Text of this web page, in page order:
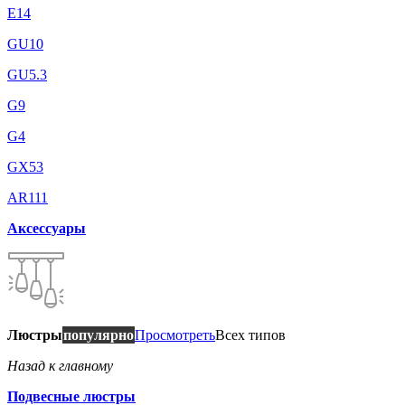
E14
GU10
GU5.3
G9
G4
GX53
AR111
Аксессуары
ЛюстрыпопулярноПросмотретьВсех типов
Назад к главному
Подвесные люстры